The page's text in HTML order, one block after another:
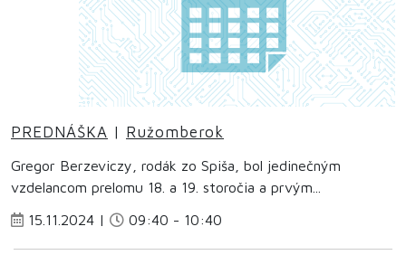
PREDNÁŠKA | Ružomberok
Gregor Berzeviczy, rodák zo Spiša, bol jedinečným
vzdelancom prelomu 18. a 19. storočia a prvým...
15.11.2024 |
09:40 - 10:40